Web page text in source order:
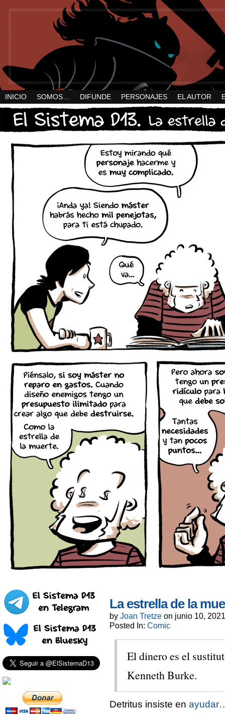
INICIO SOMOS… DIFUNDE PERSONAJES EL AUTOR
La estrella de la
by Joan Tretze on junio 10, 2021
Posted In: Comic
El dinero es el
Kenneth Burke.
Detritus insiste en